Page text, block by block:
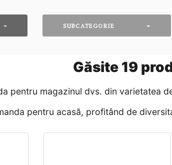
SUBCATEGORIE
Găsite 19
pentru magazinul dvs. din varietatea
pentru acasă, profitând de